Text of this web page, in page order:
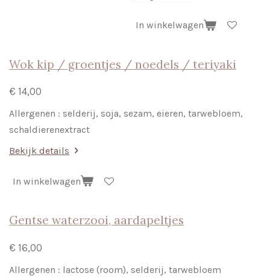
In winkelwagen
Wok kip / groentjes / noedels / teriyaki
€ 14,00
Allergenen : selderij, soja, sezam, eieren, tarwebloem,
schaldierenextract
Bekijk details
In winkelwagen
Gentse waterzooi, aardapeltjes
€ 16,00
Allergenen : lactose (room), selderij, tarwebloem